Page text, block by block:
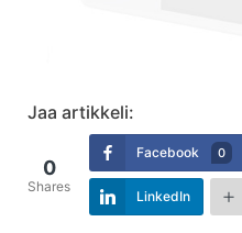
Jaa artikkeli:
0
Shares
Facebook 0
LinkedIn